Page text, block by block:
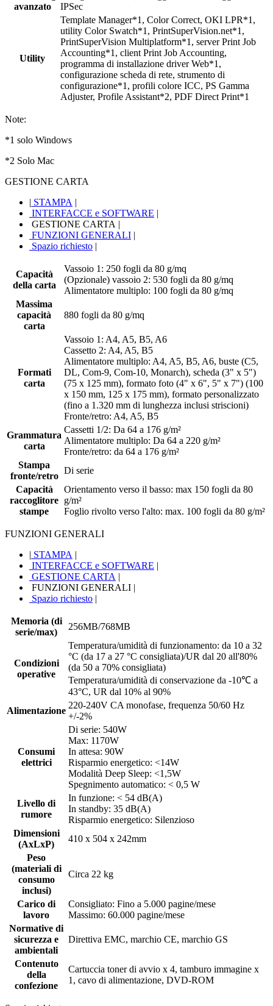
avanzato
IPSec
Utility
Template Manager*1, Color Correct, OKI LPR*1,
utility Color Swatch*1, PrintSuperVision.net*1,
PrintSuperVision Multiplatform*1, server Print Job
Accounting*1, client Print Job Accounting,
programma di installazione driver Web*1,
configurazione scheda di rete, strumento di
configurazione*1, profili colore ICC, PS Gamma
Adjuster, Profile Assistant*2, PDF Direct Print*1
Note:
*1 solo Windows
*2 Solo Mac
GESTIONE CARTA
| STAMPA |
INTERFACCE e SOFTWARE |
GESTIONE CARTA |
FUNZIONI GENERALI |
Spazio richiesto |
Capacità
della carta
Vassoio 1: 250 fogli da 80 g/mq
(Opzionale) vassoio 2: 530 fogli da 80 g/mq
Alimentatore multiplo: 100 fogli da 80 g/mq
Massima
capacità
carta
880 fogli da 80 g/mq
Formati
carta
Vassoio 1: A4, A5, B5, A6
Cassetto 2: A4, A5, B5
Alimentatore multiplo: A4, A5, B5, A6, buste (C5,
DL, Com-9, Com-10, Monarch), scheda (3" x 5")
(75 x 125 mm), formato foto (4" x 6", 5" x 7") (100
x 150 mm, 125 x 175 mm), formato personalizzato
(fino a 1.320 mm di lunghezza inclusi striscioni)
Fronte/retro: A4, A5, B5
Grammatura
carta
Cassetti 1/2: Da 64 a 176 g/m²
Alimentatore multiplo: Da 64 a 220 g/m²
Fronte/retro: da 64 a 176 g/m²
Stampa
fronte/retro
Di serie
Capacità
raccoglitore
stampe
Orientamento verso il basso: max 150 fogli da 80
g/m²
Foglio rivolto verso l'alto: max. 100 fogli da 80 g/m²
FUNZIONI GENERALI
| STAMPA |
INTERFACCE e SOFTWARE |
GESTIONE CARTA |
FUNZIONI GENERALI |
Spazio richiesto |
Memoria (di
serie/max)
256MB/768MB
Condizioni
operative
Temperatura/umidità di funzionamento: da 10 a 32
°C (da 17 a 27 °C consigliata)/UR dal 20 all'80%
(da 50 a 70% consigliata)
Temperatura/umidità di conservazione da -10℃ a
43°C, UR dal 10% al 90%
Alimentazione
220-240V CA monofase, frequenza 50/60 Hz
+/-2%
Consumi
elettrici
Di serie:‎ 540W
Max: 1170W
In attesa: 90W
Risparmio energetico: <14W
Modalità Deep Sleep: <1,5W
Spegnimento automatico: < 0,5 W
Livello di
rumore
In funzione: < 54 dB(A)
In standby: 35 dB(A)
Risparmio energetico: Silenzioso
Dimensioni
(AxLxP)
410 x 504 x 242mm
Peso
(materiali di
consumo
inclusi)
Circa 22 kg
Carico di
lavoro
Consigliato: Fino a 5.000 pagine/mese
Massimo: 60.000 pagine/mese
Normative di
sicurezza e
ambientali
Direttiva EMC, marchio CE, marchio GS
Contenuto
della
confezione
Cartuccia toner di avvio x 4, tamburo immagine x
1, cavo di alimentazione, DVD-ROM